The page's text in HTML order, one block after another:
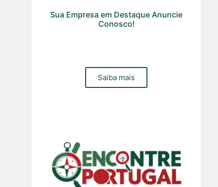
Sua Empresa em Destaque Anuncie
Conosco!
Saiba mais